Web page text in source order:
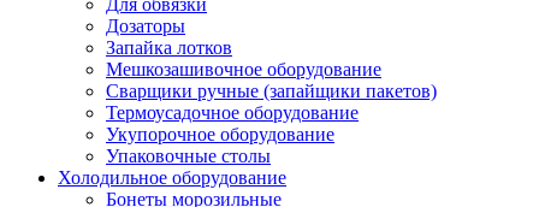
Для обвязки
Дозаторы
Запайка лотков
Мешкозашивочное оборудование
Сварщики ручные (запайщики пакетов)
Термоусадочное оборудование
Укупорочное оборудование
Упаковочные столы
Холодильное оборудование
Бонеты морозильные